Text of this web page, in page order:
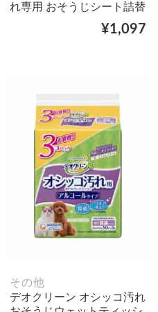
れ専用 おそうじシート詰替
¥1,097
その他
デオクリーン オシッコ汚れ